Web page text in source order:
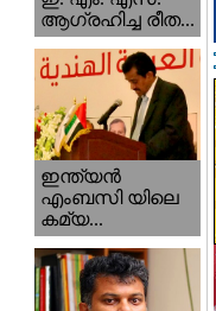
ആഗ്രഹിച്ച രീത...
ഇന്ത്യന്‍
എംബസി യിലെ
കമ്യ...